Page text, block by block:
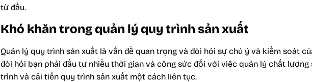
từ đầu.
Khó khăn trong quản lý quy trình sản xuất
Quản lý quy trình sản xuất là vấn đề quan trọng và đòi hỏi sự chú ý và kiểm soát
đòi hỏi bạn phải đầu tư nhiều thời gian và công sức đối với việc quản lý chất lượng
trình và cải tiến quy trình sản xuất một cách liên tục.